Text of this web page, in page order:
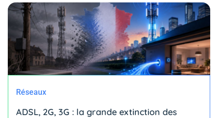
Réseaux
ADSL, 2G, 3G : la grande extinction des